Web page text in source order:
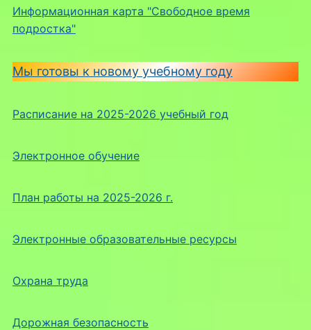
Информационная карта "Свободное время
подростка"
Мы готовы к новому учебному году
Расписание на 2025-2026 учебный год
Электронное обучение
План работы на 2025-2026 г.
Электронные образовательные ресурсы
Охрана труда
Дорожная безопасность